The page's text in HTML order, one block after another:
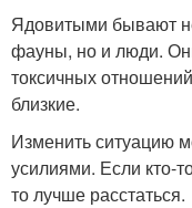
Ядовитыми бывают
фауны, но и люди.
токсичных
близкие.
Изменить ситуацию
усилиями. Если кто-
то лучше расстаться.